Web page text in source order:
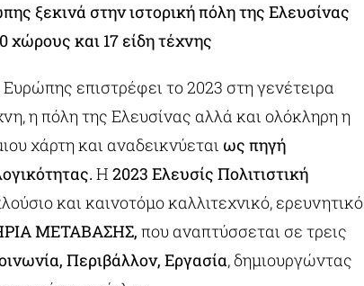
ξεκινά στην ιστορική πόλη της Ελευσίνας
χώρους και 17 είδη τέχνης
επιστρέφει το 2023 στη γενέτειρα
η πόλη της Ελευσίνας αλλά και ολόκληρη η
χάρτη και αναδεικνύεται ως πηγή
Η 2023 Ελευσίς Πολιτιστική
και καινοτόμο καλλιτεχνικό, ερευνητικό
ΜΕΤΑΒΑΣΗΣ, που αναπτύσσεται σε τρεις
Περιβάλλον, Εργασία, δημιουργώντας